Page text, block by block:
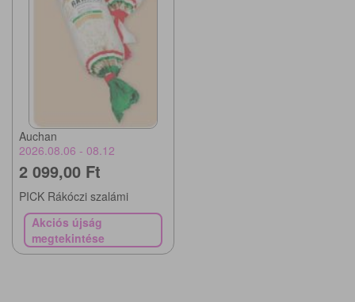
Auchan
2026.08.06 - 08.12
2 099,00 Ft
PICK Rákóczi szalámi
Akciós újság
megtekintése